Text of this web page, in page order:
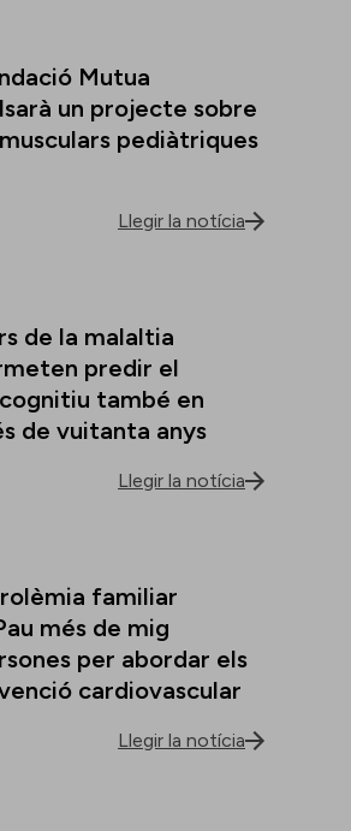
Mutua
un projecte sobre
pediàtriques
Llegir la notícia
de la malaltia
predir el
també en
de vuitanta anys
Llegir la notícia
familiar
més de mig
per abordar els
cardiovascular
Llegir la notícia